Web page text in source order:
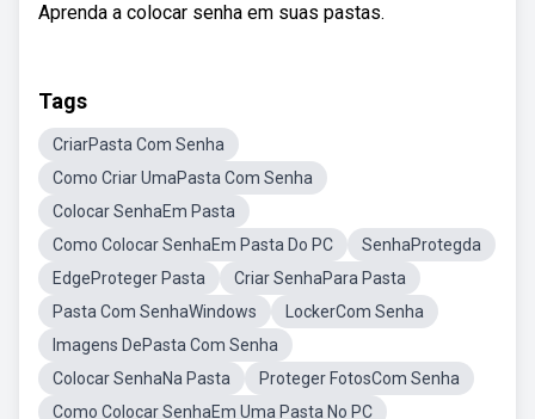
Aprenda a colocar senha em suas pastas.
Tags
CriarPasta Com Senha
Como Criar UmaPasta Com Senha
Colocar SenhaEm Pasta
Como Colocar SenhaEm Pasta Do PC
SenhaProtegda
EdgeProteger Pasta
Criar SenhaPara Pasta
Pasta Com SenhaWindows
LockerCom Senha
Imagens DePasta Com Senha
Colocar SenhaNa Pasta
Proteger FotosCom Senha
Como Colocar SenhaEm Uma Pasta No PC